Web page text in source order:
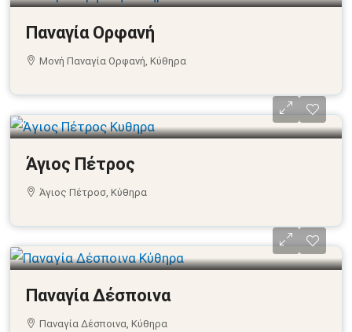
Παναγία Ορφανή
Μονή Παναγία Ορφανή, Κύθηρα
Άγιος Πέτρος
Άγιος Πέτροσ, Κύθηρα
Παναγία Δέσποινα
Παναγία Δέσποινα, Κύθηρα